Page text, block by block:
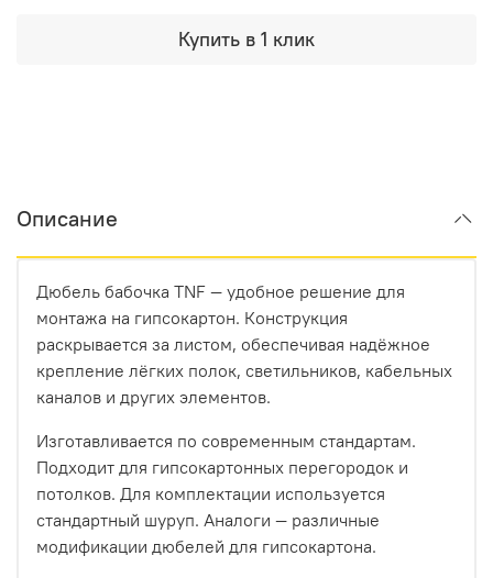
Купить в 1 клик
Описание
Дюбель бабочка TNF — удобное решение для
монтажа на гипсокартон. Конструкция
раскрывается за листом, обеспечивая надёжное
крепление лёгких полок, светильников, кабельных
каналов и других элементов.
Изготавливается по современным стандартам.
Подходит для гипсокартонных перегородок и
потолков. Для комплектации используется
стандартный шуруп. Аналоги — различные
модификации дюбелей для гипсокартона.